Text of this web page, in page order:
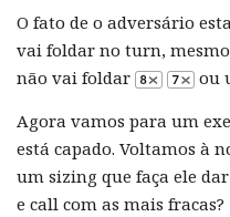
O fato de o adversário
vai foldar no turn,
não vai foldar
ou
Agora vamos para um
está capado. Voltamos à
um sizing que faça ele
e call com as mais fracas?